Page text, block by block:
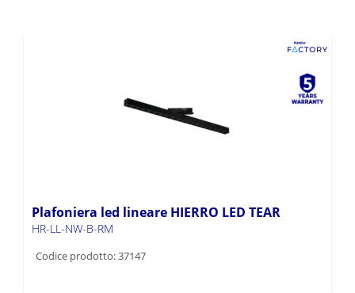
Plafoniera led lineare HIERRO LED TEAR
HR-LL-NW-B-RM
Codice prodotto: 37147